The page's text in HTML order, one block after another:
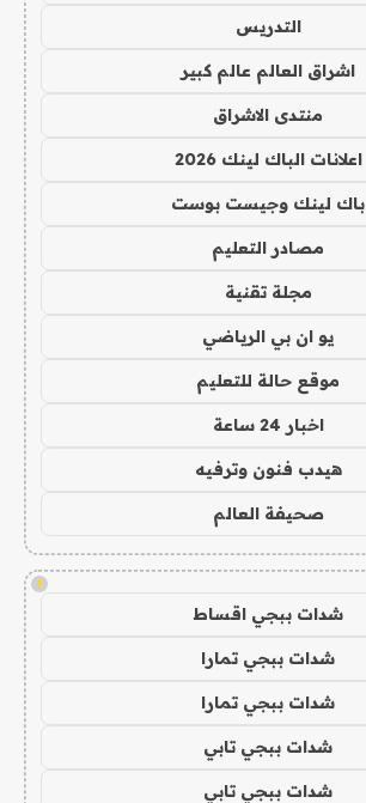
التدريس
اشراق العالم عالم كبير
منتدى الاشراق
اعلانات الباك لينك 2026
باك لينك وجيست بوست
مصادر التعليم
مجلة تقنية
يو ان بي الرياضي
موقع حالة للتعليم
اخبار 24 ساعة
هيدب فنون وترفيه
صحيفة العالم
!
شدات ببجي اقساط
شدات ببجي تمارا
شدات ببجي تمارا
شدات ببجي تابي
شدات ببجي تابي